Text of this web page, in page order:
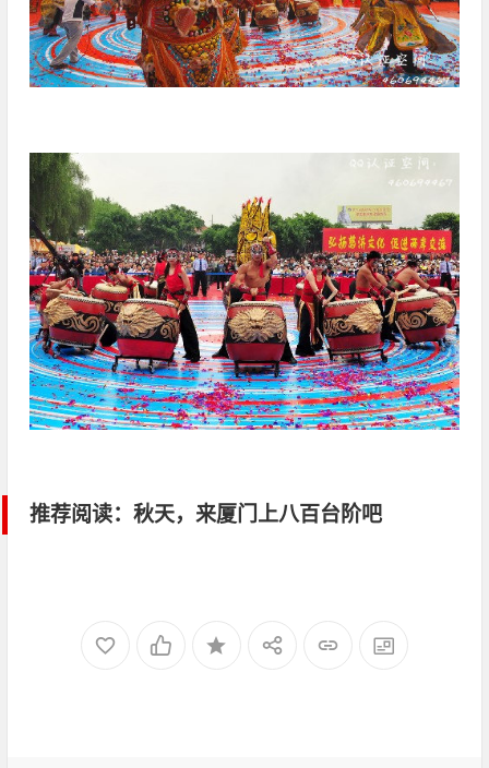
推荐阅读： 秋天，来厦门上八百台阶吧